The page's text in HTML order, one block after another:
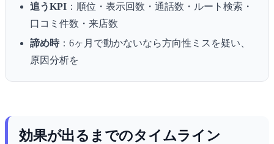
追うKPI ：順位・表示回数・通話数・ルート検索・
口コミ件数・来店数
諦め時：6ヶ月で動かないなら方向性ミスを疑い、
原因分析を
効果が出るまでのタイムライン